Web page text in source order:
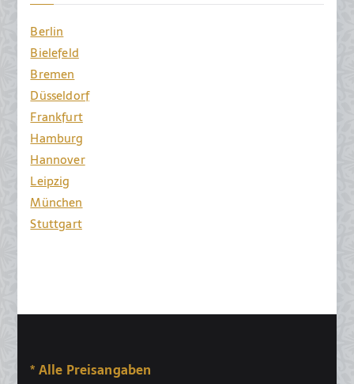
Berlin
Bielefeld
Bremen
Düsseldorf
Frankfurt
Hamburg
Hannover
Leipzig
München
Stuttgart
* Alle Preisangaben